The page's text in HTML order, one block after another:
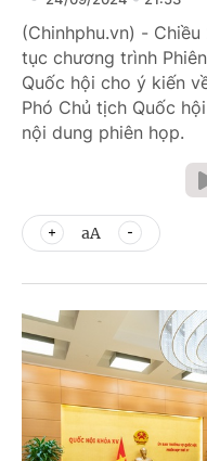
(Chinhphu.vn) -
tục chương trình
Quốc hội cho ý kiến
Phó Chủ tịch Quốc
nội dung phiên họp.
aA